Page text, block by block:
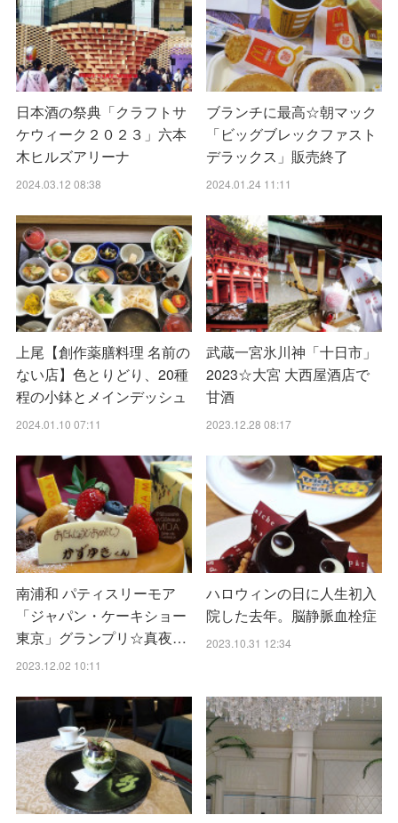
日本酒の祭典「クラフトサ
ケウィーク２０２３」六本
木ヒルズアリーナ
2024.03.12 08:38
ブランチに最高☆朝マック
「ビッグブレックファスト
デラックス」販売終了
2024.01.24 11:11
上尾【創作薬膳料理 名前の
ない店】色とりどり、20種
程の小鉢とメインデッシュ
2024.01.10 07:11
武蔵一宮氷川神「十日市」
2023☆大宮 大西屋酒店で
甘酒
2023.12.28 08:17
南浦和 パティスリーモア
「ジャパン・ケーキショー
東京」グランプリ☆真夜…
2023.12.02 10:11
ハロウィンの日に人生初入
院した去年。脳静脈血栓症
2023.10.31 12:34